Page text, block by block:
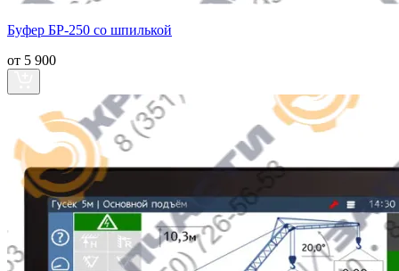
Буфер БР-250 со шпилькой
от 5 900